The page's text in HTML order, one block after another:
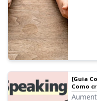
[Guia
Como
leitura